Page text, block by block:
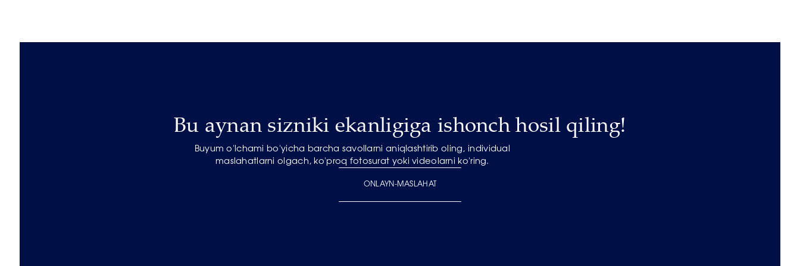
Bu aynan sizniki ekanligiga ishonch hosil qiling!
Buyum o'lchami bo'yicha barcha savollarni aniqlashtirib oling, individual
maslahatlarni olgach, ko'proq fotosurat yoki videolarni ko'ring.
ONLAYN-MASLAHAT